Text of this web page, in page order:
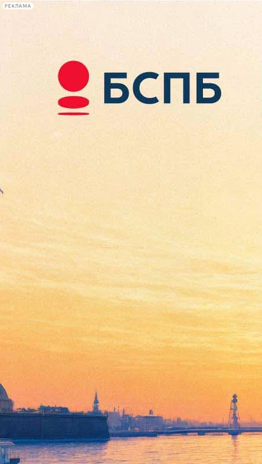
РЕКЛАМА
Сегодня:
2026.08.10
11:42
Афиша Plus
Церетели отлил в бронзе 83-
метрового Христа
30 июля 2013,01:27 Версия для печати
Скульптор Зураб Церетели отлил бронзовую статую Иисуса
Христа, высота которой вместе с пьедесталом составит 83
метра. Как сообщил скульптор «Интерфаксу», после
установки она станет крупнейшим изваянием Христа в
Европе.